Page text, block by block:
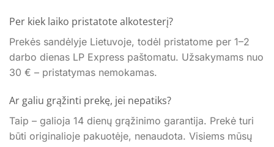
Per kiek laiko pristatote alkotesterį?
Prekės sandėlyje Lietuvoje, todėl pristatome per 1–2
darbo dienas LP Express paštomatu. Užsakymams nuo
30 € – pristatymas nemokamas.
Ar galiu grąžinti prekę, jei nepatiks?
Taip – galioja 14 dienų grąžinimo garantija. Prekė turi
būti originalioje pakuotėje, nenaudota. Visiems mūsų